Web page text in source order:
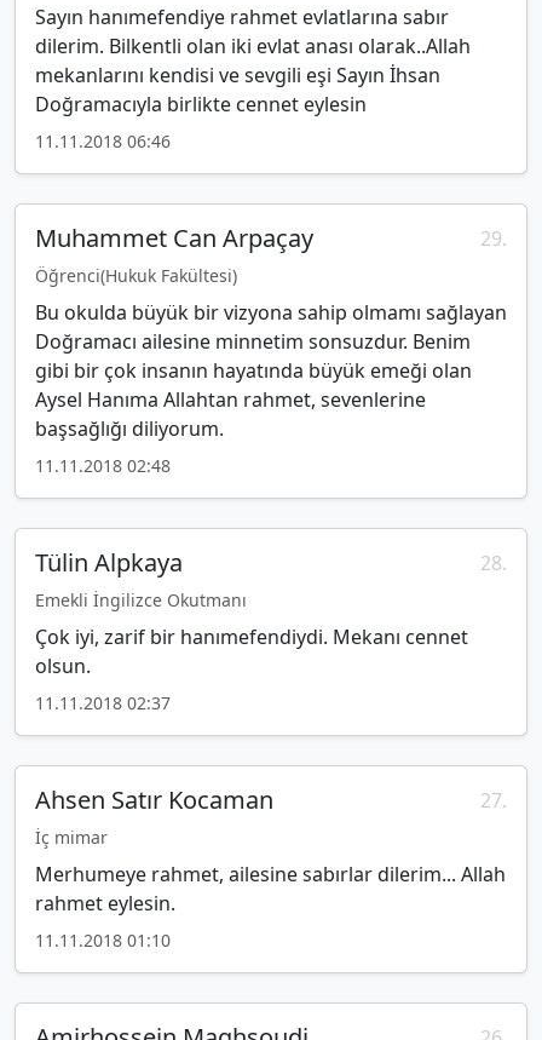
Sayın hanımefendiye rahmet evlatlarına sabır
dilerim. Bilkentli olan iki evlat anası olarak..Allah
mekanlarını kendisi ve sevgili eşi Sayın İhsan
Doğramacıyla birlikte cennet eylesin
11.11.2018 06:46
Muhammet Can Arpaçay
Öğrenci(Hukuk Fakültesi)
29.
Bu okulda büyük bir vizyona sahip olmamı sağlayan
Doğramacı ailesine minnetim sonsuzdur. Benim
gibi bir çok insanın hayatında büyük emeği olan
Aysel Hanıma Allahtan rahmet, sevenlerine
başsağlığı diliyorum.
11.11.2018 02:48
Tülin Alpkaya
Emekli İngilizce Okutmanı
28.
Çok iyi, zarif bir hanımefendiydi. Mekanı cennet
olsun.
11.11.2018 02:37
Ahsen Satır Kocaman
İç mimar
27.
Merhumeye rahmet, ailesine sabırlar dilerim... Allah
rahmet eylesin.
11.11.2018 01:10